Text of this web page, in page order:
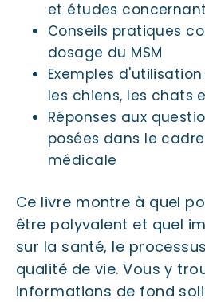
et études concernant
Conseils pratiques
dosage du MSM
Exemples
les chiens, les chats
Réponses aux
posées dans le
médicale
Ce livre montre à quel
être polyvalent et quel
sur la santé, le
qualité de vie. Vous y
informations de fond